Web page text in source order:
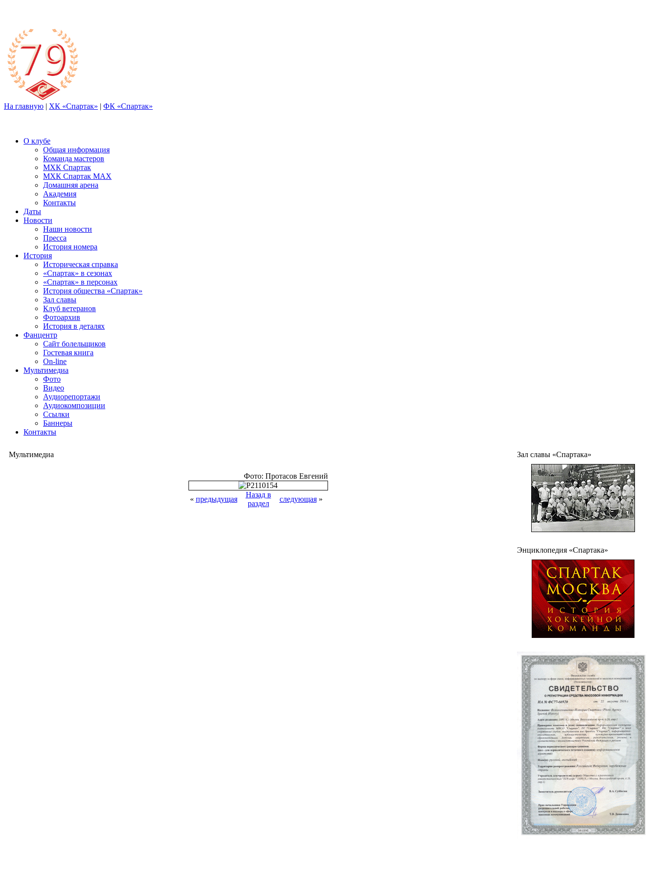
На главную | ХК «Спартак» | ФК «Спартак»
О клубе
Общая информация
Команда мастеров
МХК Спартак
МХК Спартак МАХ
Домашняя арена
Академия
Контакты
Даты
Новости
Наши новости
Пресса
История номера
История
Историческая справка
«Спартак» в сезонах
«Спартак» в персонах
История общества «Спартак»
Зал славы
Клуб ветеранов
Фотоархив
История в деталях
Фанцентр
Сайт болельщиков
Гостевая книга
On-line
Мультимедиа
Фото
Видео
Аудиорепортажи
Аудиокомпозиции
Ссылки
Баннеры
Контакты
Мультимедиа
Фото: Протасов Евгений
« предыдущая
Назад в
раздел
следующая»
Зал славы «Спартака»
Энциклопедия «Спартака»